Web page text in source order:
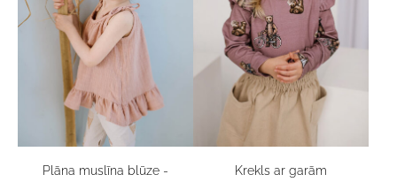
Plāna muslīna blūze -
Krekls ar garām